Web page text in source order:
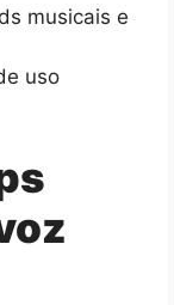
musicais e
uso